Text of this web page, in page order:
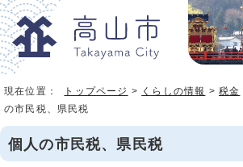
現在位置： トップページ > くらしの情報 >税金
の市民税、県民税
個人の市民税、県民税